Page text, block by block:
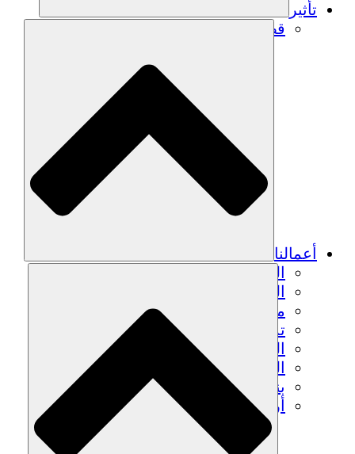
تأثير
قصص نجاح
أعمالنا
الزراعة المستدامة
التعافي من الزلزال
مياه نظيفة
تمكين المرأة
الشباب والطلاب
الحفاظ على التراث الثقافي والحوار
بناء القدرات
أرصدة الكربون